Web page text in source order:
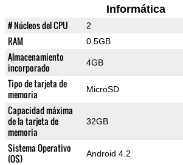
Informática
# Núcleos del CPU 2
RAM 0.5GB
Almacenamiento
incorporado
4GB
Tipo de tarjeta de
memoria
MicroSD
Capacidad máxima
de la tarjeta de
memoria
32GB
Sistema Operativo
(OS)
Android 4.2